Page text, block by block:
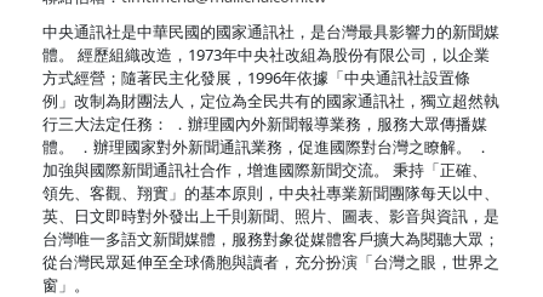
中央通訊社是中華民國的國家通訊社，是台灣最具影響力的新聞媒
體。 經歷組織改造，1973年中央社改組為股份有限公司，以企業
方式經營；隨著民主化發展，1996年依據「中央通訊社設置條
例」改制為財團法人，定位為全民共有的國家通訊社，獨立超然執
行三大法定任務： ．辦理國內外新聞報導業務，服務大眾傳播媒
體。 ．辦理國家對外新聞通訊業務，促進國際對台灣之瞭解。 ．
加強與國際新聞通訊社合作，增進國際新聞交流。 秉持「正確、
領先、客觀、翔實」的基本原則，中央社專業新聞團隊每天以中、
英、日文即時對外發出上千則新聞、照片、圖表、影音與資訊，是
台灣唯一多語文新聞媒體，服務對象從媒體客戶擴大為閱聽大眾；
從台灣民眾延伸至全球僑胞與讀者，充分扮演「台灣之眼，世界之
窗」。